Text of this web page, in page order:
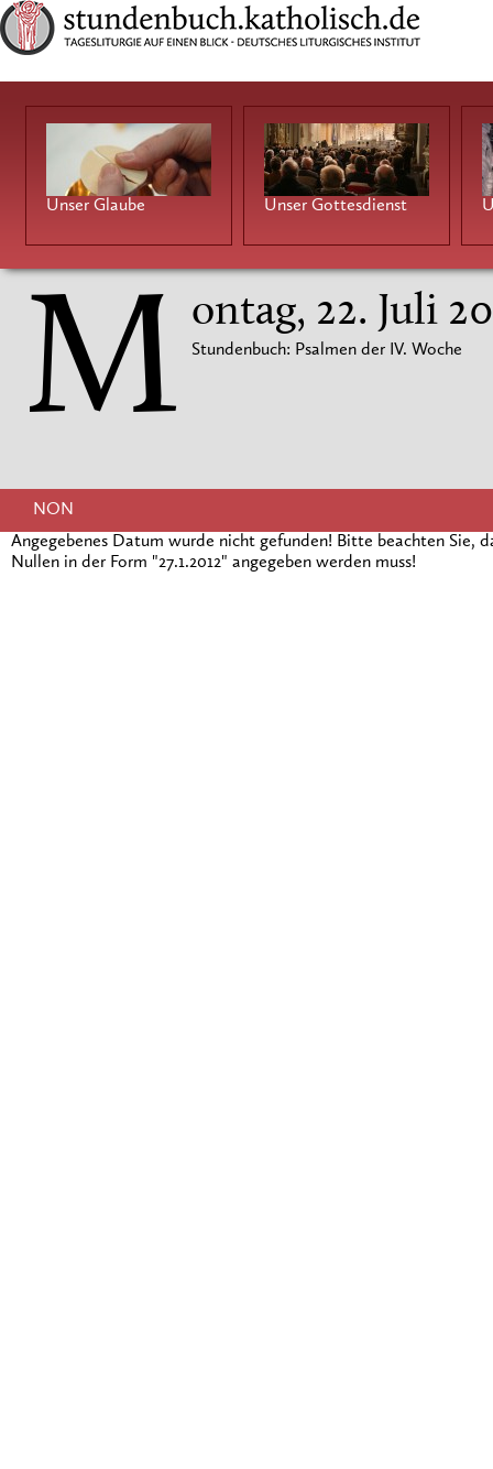
Unser Glaube Unser Gottesdienst
M ontag, 22. Juli
Stundenbuch: Psalmen der IV. Woche
NON
Angegebenes Datum wurde nicht gefunden! Bitte beachten Sie,
Nullen in der Form "27.1.2012" angegeben werden muss!